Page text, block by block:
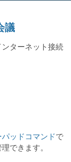
議
ターネット接続
ッドコマンドで
できます。